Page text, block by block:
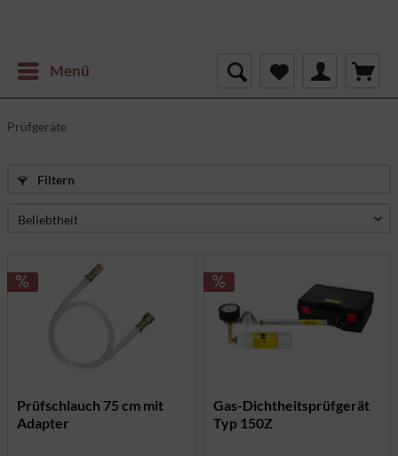
Menü
Prüfgeräte
Filtern
Prüfschlauch 75 cm mit
Adapter
Gas-Dichtheitsprüfgerät
Typ 150Z